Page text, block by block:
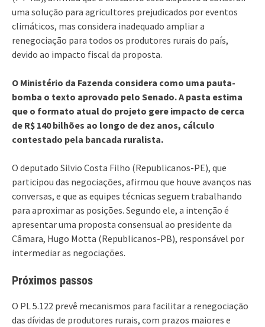
uma solução para agricultores prejudicados por eventos
climáticos, mas considera inadequado ampliar a
renegociação para todos os produtores rurais do país,
devido ao impacto fiscal da proposta.
O Ministério da Fazenda considera como uma pauta-
bomba o texto aprovado pelo Senado. A pasta estima
que o formato atual do projeto gere impacto de cerca
de R$ 140 bilhões ao longo de dez anos, cálculo
contestado pela bancada ruralista.
O deputado Silvio Costa Filho (Republicanos-PE), que
participou das negociações, afirmou que houve avanços nas
conversas, e que as equipes técnicas seguem trabalhando
para aproximar as posições. Segundo ele, a intenção é
apresentar uma proposta consensual ao presidente da
Câmara, Hugo Motta (Republicanos-PB), responsável por
intermediar as negociações.
Próximos passos
O PL 5.122 prevê mecanismos para facilitar a renegociação
das dívidas de produtores rurais, com prazos maiores e